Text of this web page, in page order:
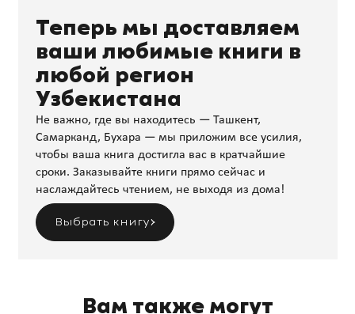
Теперь мы доставляем
ваши любимые книги в
любой регион
Узбекистана
Не важно, где вы находитесь — Ташкент,
Самарканд, Бухара — мы приложим все усилия,
чтобы ваша книга достигла вас в кратчайшие
сроки. Заказывайте книги прямо сейчас и
наслаждайтесь чтением, не выходя из дома!
Выбрать книгу
Вам также могут